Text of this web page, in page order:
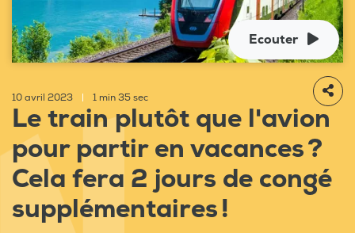
Ecouter
10 avril 2023 1 min 35 sec
Le train plutôt que l'avion
pour partir en vacances ?
Cela fera 2 jours de congé
supplémentaires !